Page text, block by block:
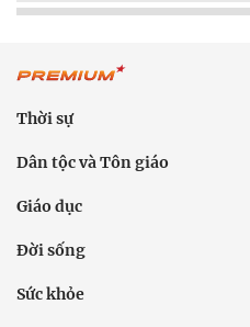
Thời sự
Dân tộc và Tôn giáo
Giáo dục
Đời sống
Sức khỏe